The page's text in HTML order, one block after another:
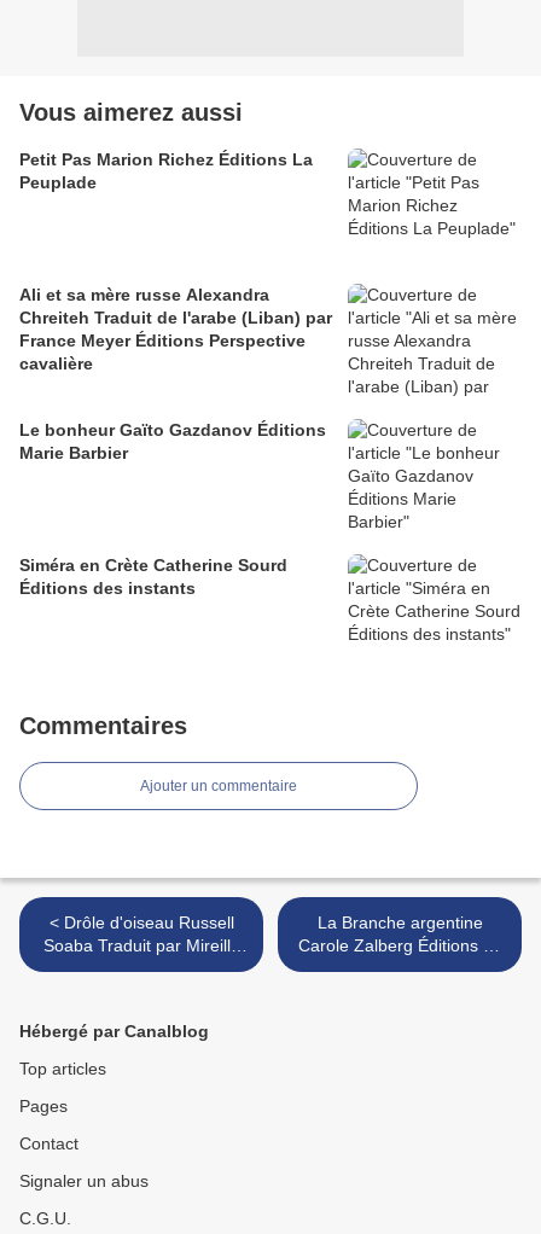
Vous aimerez aussi
Petit Pas Marion Richez Éditions La
Peuplade
Ali et sa mère russe Alexandra
Chreiteh Traduit de l'arabe (Liban) par
France Meyer Éditions Perspective
cavalière
Le bonheur Gaïto Gazdanov Éditions
Marie Barbier
Siméra en Crète Catherine Sourd
Éditions des instants
Commentaires
Ajouter un commentaire
< Drôle d'oiseau Russell
Soaba Traduit par Mireille
Vignol Éditions Au Vent des
La Branche argentine
Carole Zalberg Éditions Le
Soir Venu >
Hébergé par Canalblog
Top articles
Pages
Contact
Signaler un abus
C.G.U.